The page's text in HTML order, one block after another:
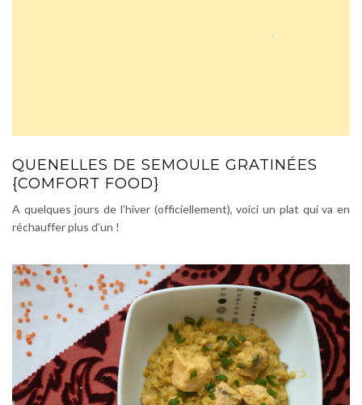
QUENELLES DE SEMOULE GRATINÉES
{COMFORT FOOD}
A quelques jours de l’hiver (officiellement), voici un plat qui va en
réchauffer plus d’un !